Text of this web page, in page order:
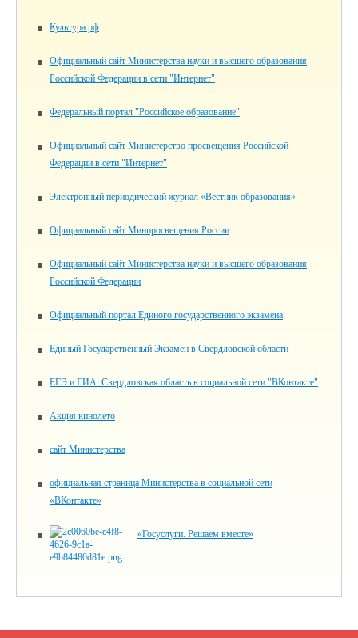
Культура.рф
Официальный сайт Министерства науки и высшего образования
Российской Федерации в сети "Интернет"
Федеральный портал "Российское образование"
Официальный сайт Министерство просвещения Российской
Федерации в сети "Интернет"
Электронный периодический журнал «Вестник образования»
Официальный сайт Минпросвещения России
Официальный сайт Министерства науки и высшего образования
Российской Федерации
Официальный портал Единого государственного экзамена
Единый Государственный Экзамен в Свердловской области
ЕГЭ и ГИА: Свердловская область в социальной сети "ВКонтакте"
Акция кинолето
сайт Министерства
официальная страница Министерства в социальной сети
«ВКонтакте»
«Госуслуги. Решаем вместе»